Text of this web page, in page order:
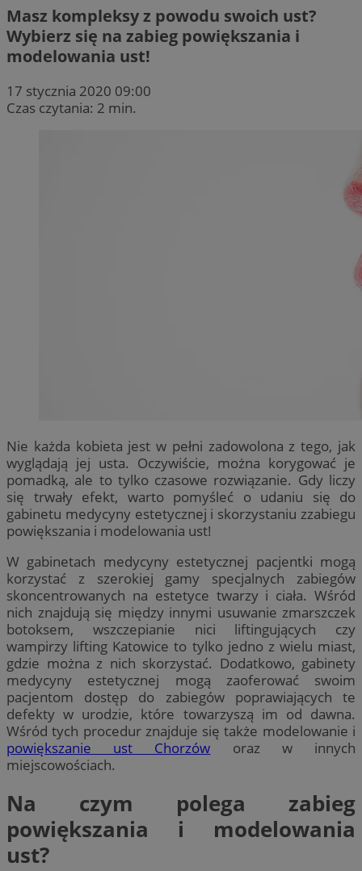
Masz kompleksy z powodu swoich ust?
Wybierz się na zabieg powiększania i
modelowania ust!
17 stycznia 2020 09:00
Czas czytania: 2 min.
Nie każda kobieta jest w pełni zadowolona z tego, jak
wyglądają jej usta. Oczywiście, można korygować je
pomadką, ale to tylko czasowe rozwiązanie. Gdy liczy
się trwały efekt, warto pomyśleć o udaniu się do
gabinetu medycyny estetycznej i skorzystaniu zzabiegu
powiększania i modelowania ust!
W gabinetach medycyny estetycznej pacjentki mogą
korzystać z szerokiej gamy specjalnych zabiegów
skoncentrowanych na estetyce twarzy i ciała. Wśród
nich znajdują się między innymi usuwanie zmarszczek
botoksem, wszczepianie nici liftingujących czy
wampirzy lifting Katowice to tylko jedno z wielu miast,
gdzie można z nich skorzystać. Dodatkowo, gabinety
medycyny estetycznej mogą zaoferować swoim
pacjentom dostęp do zabiegów poprawiających te
defekty w urodzie, które towarzyszą im od dawna.
Wśród tych procedur znajduje się także modelowanie i
powiększanie ust Chorzów oraz w innych
miejscowościach.
Na czym polega zabieg
powiększania i modelowania
ust?